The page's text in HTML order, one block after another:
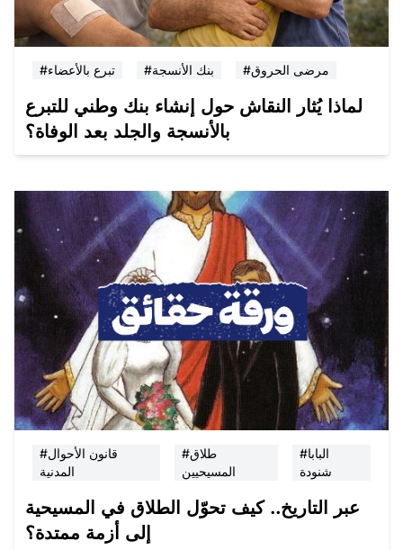
#تبرع بالأعضاء #بنك الأنسجة #مرضى الحروق
لماذا يُثار النقاش حول إنشاء بنك وطني للتبرع
بالأنسجة والجلد بعد الوفاة؟
#قانون الأحوال
المدنية
#طلاق
المسيحيين
#البابا
شنودة
عبر التاريخ.. كيف تحوّل الطلاق في المسيحية
إلى أزمة ممتدة؟